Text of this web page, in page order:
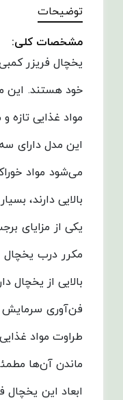
توضیحات
مشخصات کلی:
مواد غذایی تازه
این مدل دارای
می‌شود مواد
بالایی دارند،
یکی از مزایای
مکرر درب
بالایی از یخچال
طراوت مواد
ماندن آن‌ها
ابعاد این یخچال